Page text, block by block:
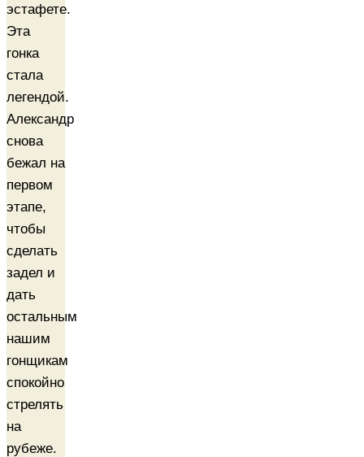
эстафете.
Эта
гонка
стала
легендой.
Александр
снова
бежал на
первом
этапе,
чтобы
сделать
задел и
дать
остальным
нашим
гонщикам
спокойно
стрелять
на
рубеже.